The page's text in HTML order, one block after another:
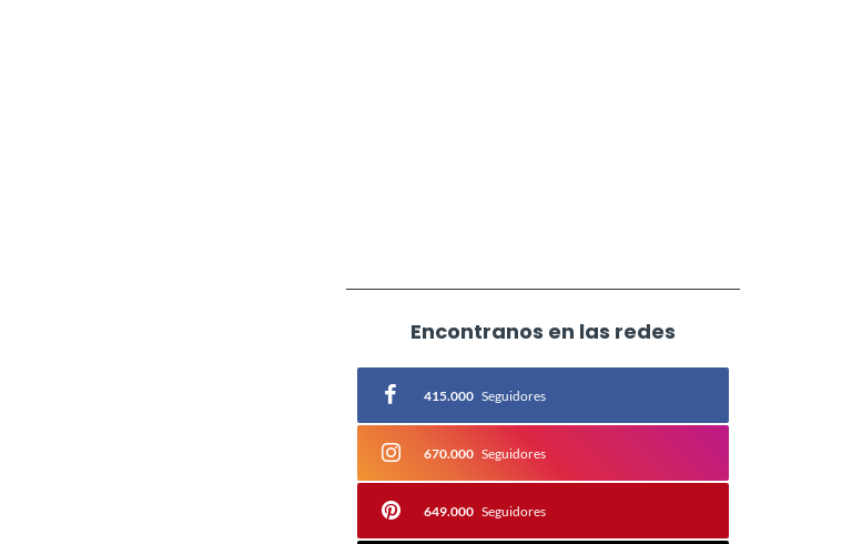
Encontranos en las redes
415.000 Seguidores
670.000 Seguidores
649.000 Seguidores